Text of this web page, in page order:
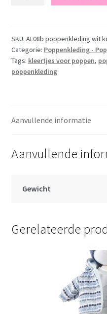
wit
koraal
Llorens
voor
42
aantal
SKU: AL08b poppenkleding wit
Categorie: Poppenkleding -
Tags: kleertjes voor poppen,
poppenkleding
Aanvullende informatie
Aanvullende
Gewicht
Gerelateerde